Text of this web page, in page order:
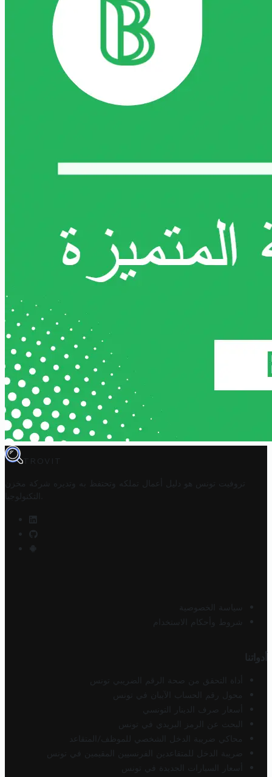
TROVIT
تروفيت تونس هو دليل أعمال تملكه وتحتفظ به وتديره
شركة مخزن
التكنولوجيا
سياسة الخصوصية
شروط وأحكام الاستخدام
أدواتنا
أداة التحقق من صحة الرقم الضريبي تونس
محول رقم الحساب الآيبان في تونس
أسعار صرف الدينار التونسي
البحث عن الرمز البريدي في تونس
محاكي ضريبة الدخل الشخصي للموظف/المتقاعد
ضريبة الدخل للمتقاعدين الفرنسيين المقيمين في تونس
أسعار السيارات الجديدة في تونس